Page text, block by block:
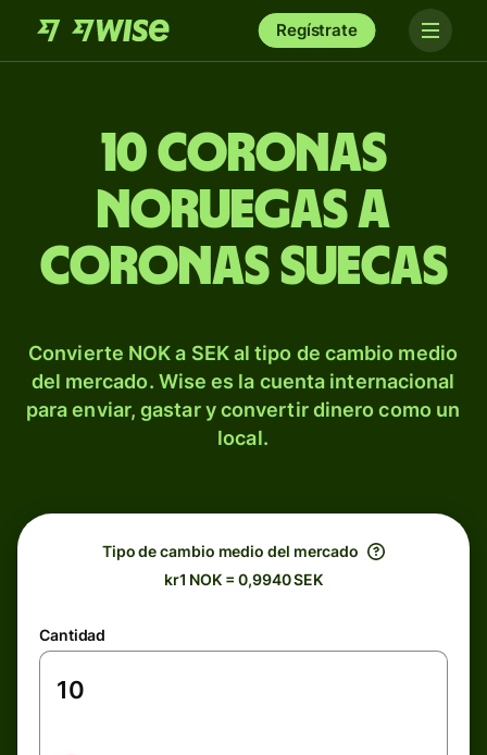
Regístrate
10 coronas
noruegas a
coronas suecas
Convierte NOK a SEK al tipo de cambio medio
del mercado. Wise es la cuenta internacional
para enviar, gastar y convertir dinero como un
local.
Tipo de cambio medio del mercado
kr1 NOK = 0,9940 SEK
Cantidad